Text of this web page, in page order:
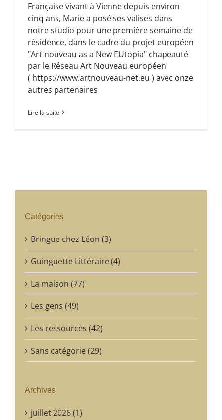
Française vivant à Vienne depuis environ
cinq ans, Marie a posé ses valises dans
notre studio pour une première semaine de
résidence, dans le cadre du projet européen
"Art nouveau as a New EUtopia" chapeauté
par le Réseau Art Nouveau européen
( https://www.artnouveau-net.eu ) avec onze
autres partenaires
Lire la suite
Catégories
Bringue chez Léon (3)
Guinguette Littéraire (4)
La maison (77)
Les gens (49)
Les ressources (42)
Sans catégorie (29)
Archives
juillet 2026 (1)